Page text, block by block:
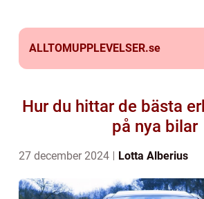
ALLTOMUPPLEVELSER.se
Hur du hittar de bästa
på nya bilar
27 december 2024 Lotta Alberius